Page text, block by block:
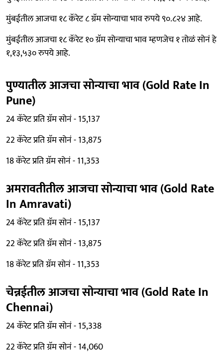
मुंबईतील आजचा १८ कॅरेट ८ ग्रॅम सोन्याचा भाव रुपये ९०.८२४ आहे.
मुंबईतील आजचा १८ कॅरेट १० ग्रॅम सोन्याचा भाव म्हणजेच १ तोळं सोनं हे
१,१३,५३० रुपये आहे.
पुण्यातील आजचा सोन्याचा भाव (Gold Rate In
Pune)
24 कॅरेट प्रति ग्रॅम सोनं - 15,137
22 कॅरेट प्रति ग्रॅम सोनं - 13,875
18 कॅरेट प्रति ग्रॅम सोनं - 11,353
अमरावतीतील आजचा सोन्याचा भाव (Gold Rate
In Amravati)
24 कॅरेट प्रति ग्रॅम सोनं - 15,137
22 कॅरेट प्रति ग्रॅम सोनं - 13,875
18 कॅरेट प्रति ग्रॅम सोनं - 11,353
चेन्नईतील आजचा सोन्याचा भाव (Gold Rate In
Chennai)
24 कॅरेट प्रति ग्रॅम सोनं - 15,338
22 कॅरेट प्रति ग्रॅम सोनं - 14,060